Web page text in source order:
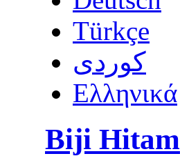
Türkçe
كوردى
Ελληνικά
Biji Hitam